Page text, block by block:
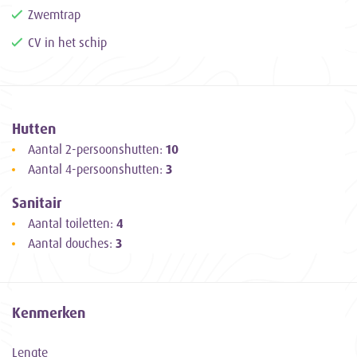
Zwemtrap
CV in het schip
Hutten
Aantal 2-persoonshutten: 10
Aantal 4-persoonshutten: 3
Sanitair
Aantal toiletten: 4
Aantal douches: 3
Kenmerken
Lengte